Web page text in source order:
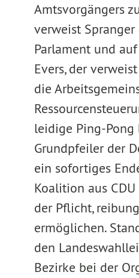
Amtsvorgängers
verweist Spranger
Parlament und
Evers, der
die
leidige Ping-Pong
Grundpfeiler der
ein sofortiges
Koalition aus
der Pflicht,
ermöglichen.
den
Bezirke bei der